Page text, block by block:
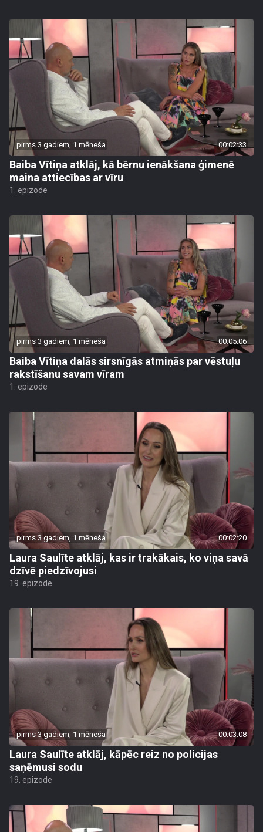
pirms 3 gadiem, 1 mēneša 00:02:33
Baiba Vītiņa atklāj, kā bērnu ienākšana ģimenē
maina attiecības ar vīru
1. epizode
pirms 3 gadiem, 1 mēneša 00:05:06
Baiba Vītiņa dalās sirsnīgās atmiņās par vēstuļu
rakstīšanu savam vīram
1. epizode
pirms 3 gadiem, 1 mēneša 00:02:20
Laura Saulīte atklāj, kas ir trakākais, ko viņa savā
dzīvē piedzīvojusi
19. epizode
pirms 3 gadiem, 1 mēneša 00:03:08
Laura Saulīte atklāj, kāpēc reiz no policijas
saņēmusi sodu
19. epizode